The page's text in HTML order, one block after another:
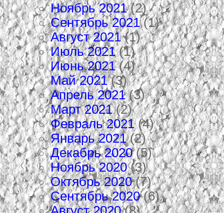
Ноябрь 2021(2)
Сентябрь 2021(1)
Август 2021(1)
Июль 2021(1)
Июнь 2021(4)
Май 2021(3)
Апрель 2021(3)
Март 2021(2)
Февраль 2021(4)
Январь 2021(2)
Декабрь 2020(5)
Ноябрь 2020(3)
Октябрь 2020(7)
Сентябрь 2020(6)